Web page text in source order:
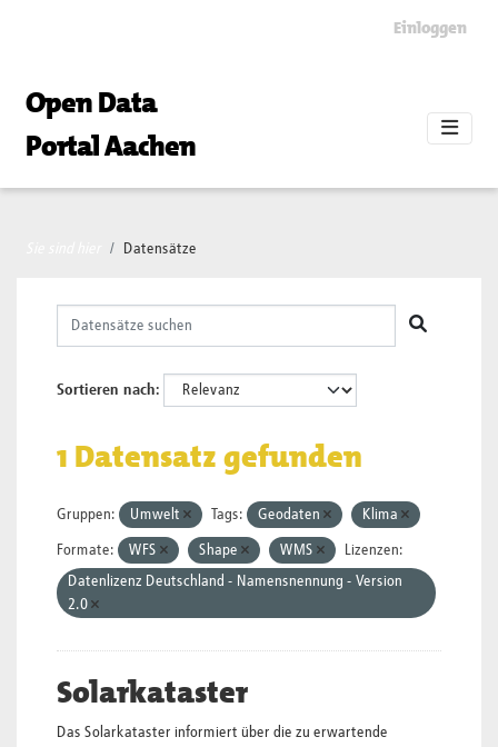
Einloggen
Open Data
Portal Aachen
Datensätze
Sortieren nach
1 Datensatz gefunden
Gruppen: Umwelt Tags: Geodaten Klima
Formate: WFS Shape WMS
Lizenzen:
Datenlizenz Deutschland - Namensnennung - Version
2.0
Solarkataster
Das Solarkataster informiert über die zu erwartende